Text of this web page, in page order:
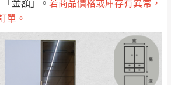
金額」。 若商品價格或庫存有異常，
單。
＊A108產品另收運費
來、平溪、九份、
石門、林口 下福
里、新店山區、三
峽山區、石碇、坪
；其它地區暫不開放，如因特殊
山區、鄉、鎮、村)、樓梯太小、無
等因素，導致無法配送，
本公司